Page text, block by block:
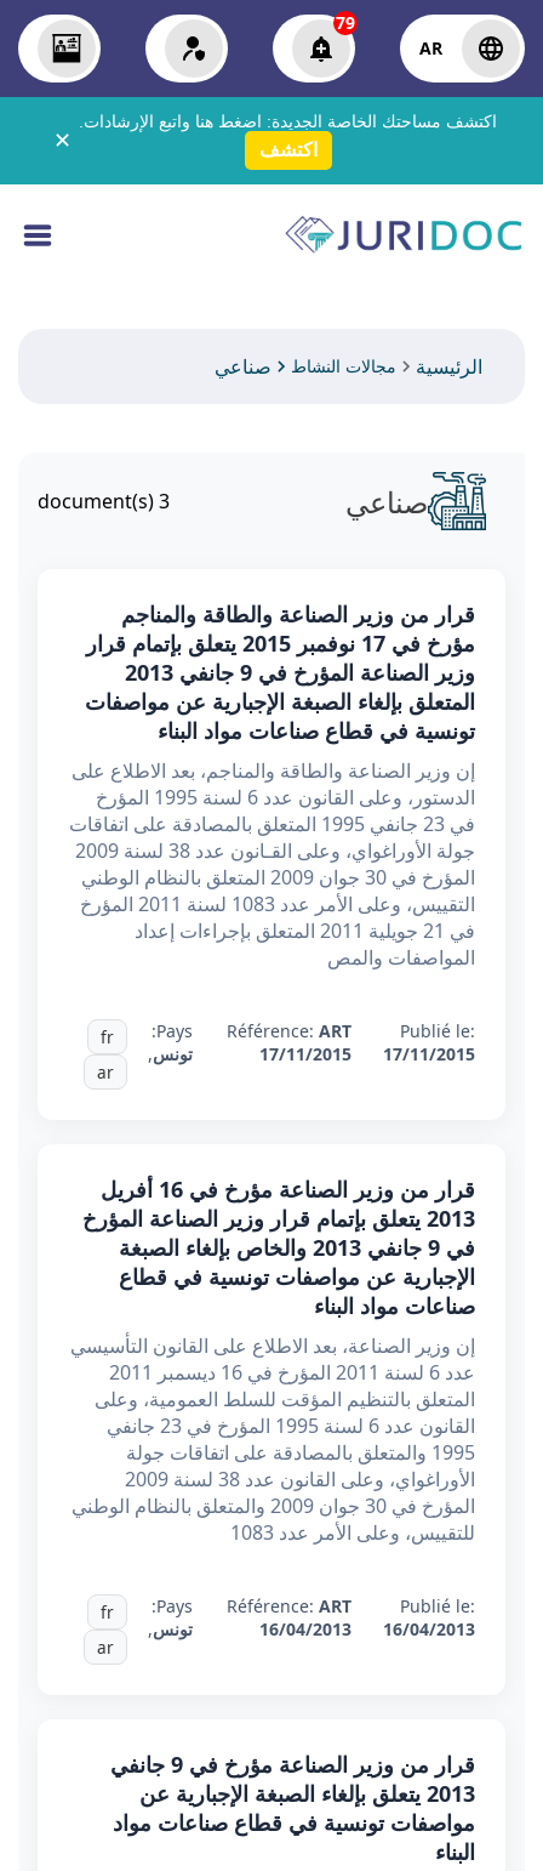
AR
79
اكتشف مساحتك الخاصة الجديدة: اضغط هنا واتبع الإرشادات.
اكتشف ✕
الرئيسية مجالات النشاط صناعي
صناعي 3
قرار من وزير الصناعة والطاقة والمناجم
مؤرخ في 17 نوفمبر 2015 يتعلق بإتمام قرار
وزير الصناعة المؤرخ في 9 جانفي 2013
المتعلق بإلغاء الصبغة الإجبارية عن مواصفات
تونسية في قطاع صناعات مواد البناء
إن وزير الصناعة والطاقة والمناجم، بعد الاطلاع على
الدستور، وعلى القانون عدد 6 لسنة 1995 المؤرخ
في 23 جانفي 1995 المتعلق بالمصادقة على اتفاقات
جولة الأوراغواي، وعلى القـانون عدد 38 لسنة 2009
المؤرخ في 30 جوان 2009 المتعلق بالنظام الوطني
التقييس، وعلى الأمر عدد 1083 لسنة 2011 المؤرخ
في 21 جويلية 2011 المتعلق بإجراءات إعداد
المواصفات والمص
Publié le:
17/11/2015
Référence:ART
17/11/2015
Pays:
تونس,
fr
ar
قرار من وزير الصناعة مؤرخ في 16 أفريل
2013 يتعلق بإتمام قرار وزير الصناعة المؤرخ
في 9 جانفي 2013 والخاص بإلغاء الصبغة
الإجبارية عن مواصفات تونسية في قطاع
صناعات مواد البناء
إن وزير الصناعة، بعد الاطلاع على القانون التأسيسي
عدد 6 لسنة 2011 المؤرخ في 16 ديسمبر 2011
المتعلق بالتنظيم المؤقت للسلط العمومية، وعلى
القانون عدد 6 لسنة 1995 المؤرخ في 23 جانفي
1995 والمتعلق بالمصادقة على اتفاقات جولة
الأوراغواي، وعلى القانون عدد 38 لسنة 2009
المؤرخ في 30 جوان 2009 والمتعلق بالنظام الوطني
للتقييس، وعلى الأمر عدد 1083
Publié le:
16/04/2013
Référence:ART
16/04/2013
Pays:
تونس,
fr
ar
قرار من وزير الصناعة مؤرخ في 9 جانفي
2013 يتعلق بإلغاء الصبغة الإجبارية عن
مواصفات تونسية في قطاع صناعات مواد
البناء